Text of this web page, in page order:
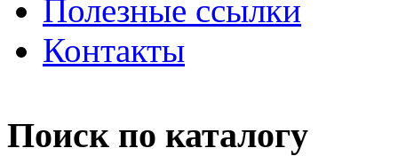
Полезные ссылки
Контакты
Поиск по каталогу